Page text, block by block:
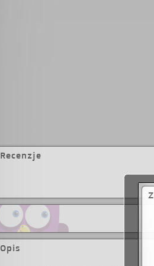
Grenoble Zm. 23
Czerwone i
francuski doby
łączących wątki
szkiców z zakresu
Napoleona I aż
pamięci Cesarza
ich kulturą,
malarstwa we
Nowoczesna
Lektury to
użytku przez
Wszystkie dzieła
przypisami oraz
Recenzje
Opis